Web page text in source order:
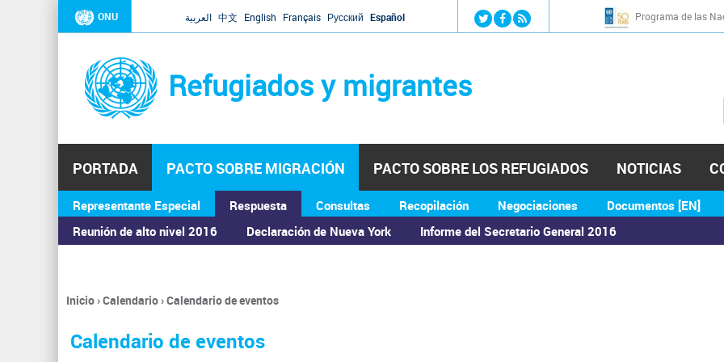
Jump to navigation
ONU العربية 中文 English Français Русский Español Programa de las
Refugiados y migrantes
PORTADA PACTO SOBRE MIGRACIÓN
Representante Especial
Respuesta
Reunión de alto nivel 2016
Declaración de Nueva York Informe del Secretario General 2016
Consultas Recopilación Negociaciones Documentos [EN]
PACTO SOBRE LOS REFUGIADOS NOTICIAS
ASAMBLEA GENERAL
Se
encuentra
usted
Inicio›Calendario›Calendario de eventos
Calendario de eventos